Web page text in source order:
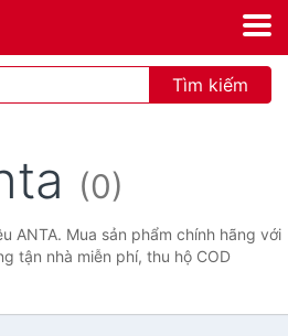
Tìm kiếm
(0)
ANTA. Mua sản phẩm chính hãng với
tận nhà miễn phí, thu hộ COD